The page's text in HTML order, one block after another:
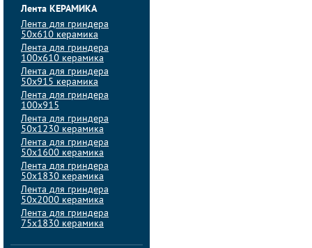
Лента КЕРАМИКА
Лента для гриндера
50х610 керамика
Лента для гриндера
100х610 керамика
Лента для гриндера
50х915 керамика
Лента для гриндера
100х915
Лента для гриндера
50х1230 керамика
Лента для гриндера
50х1600 керамика
Лента для гриндера
50х1830 керамика
Лента для гриндера
50х2000 керамика
Лента для гриндера
75х1830 керамика